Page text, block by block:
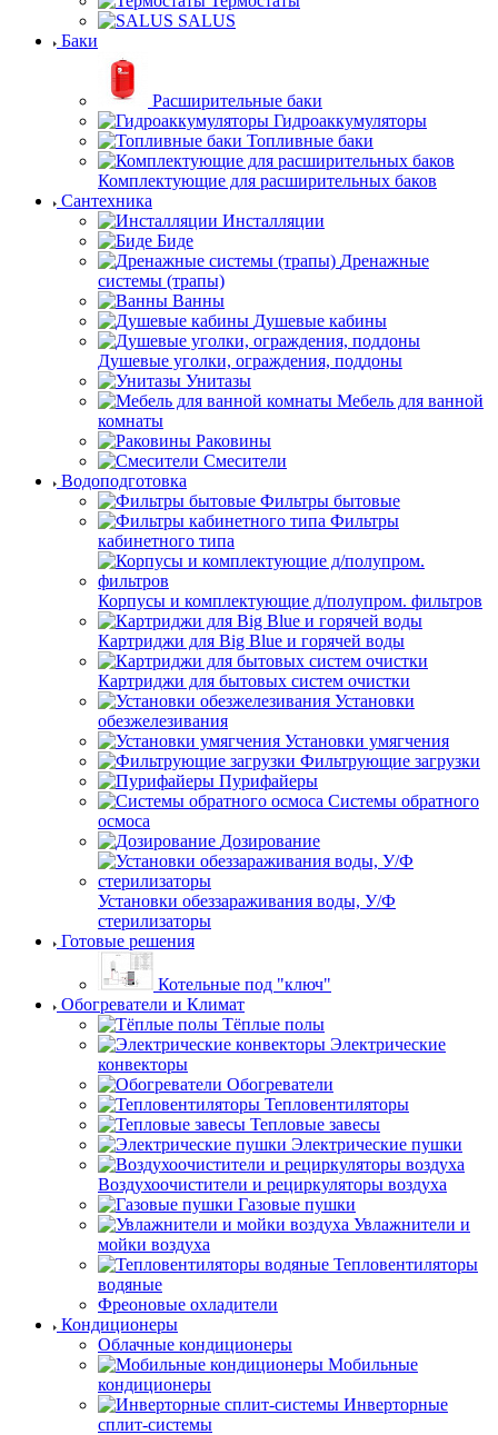
SALUS
Баки
Расширительные баки
Гидроаккумуляторы
Топливные баки
Комплектующие для расширительных баков
Сантехника
Инсталляции
Биде
Дренажные
системы (трапы)
Ванны
Душевые кабины
Душевые уголки, ограждения, поддоны
Унитазы
Мебель для ванной
комнаты
Раковины
Смесители
Водоподготовка
Фильтры бытовые
Фильтры
кабинетного типа
Корпусы и комплектующие д/полупром. фильтров
Картриджи для Big Blue и горячей воды
Картриджи для бытовых систем очистки
Установки
обезжелезивания
Установки умягчения
Фильтрующие загрузки
Пурифайеры
Системы обратного
осмоса
Дозирование
Установки обеззараживания воды, У/Ф
стерилизаторы
Готовые решения
Котельные под "ключ"
Обогреватели и Климат
Тёплые полы
Электрические
конвекторы
Обогреватели
Тепловентиляторы
Тепловые завесы
Электрические пушки
Воздухоочистители и рециркуляторы воздуха
Газовые пушки
Увлажнители и
мойки воздуха
Тепловентиляторы
водяные
Фреоновые охладители
Кондиционеры
Облачные кондиционеры
Мобильные
кондиционеры
Инверторные
сплит-системы